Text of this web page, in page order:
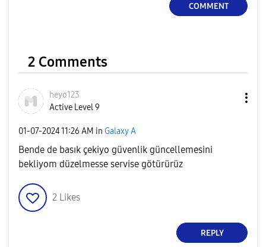
COMMENT
2 Comments
heyo123
Active Level 9
‎01-07-202411:26 AM in Galaxy A
Bende de basık çekiyo güvenlik güncellemesini
bekliyom düzelmesse servise götürürüz
2 Likes
REPLY